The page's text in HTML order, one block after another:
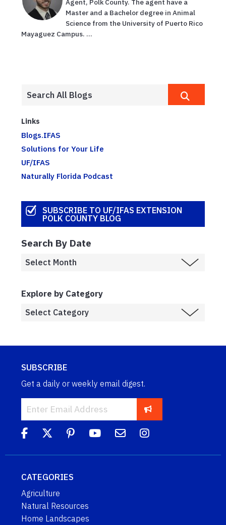
Agent, Polk County. The agent have a
Master and a Bachelor degree in Animal
Science from the University of Puerto Rico
Mayaguez Campus. ...
Links
Blogs.IFAS
Solutions for Your Life
UF/IFAS
Naturally Florida Podcast
SUBSCRIBE TO UF/IFAS EXTENSION
POLK COUNTY BLOG
Search By Date
Explore by Category
SUBSCRIBE
Get a daily or weekly email digest.
CATEGORIES
Agriculture
Natural Resources
Home Landscapes